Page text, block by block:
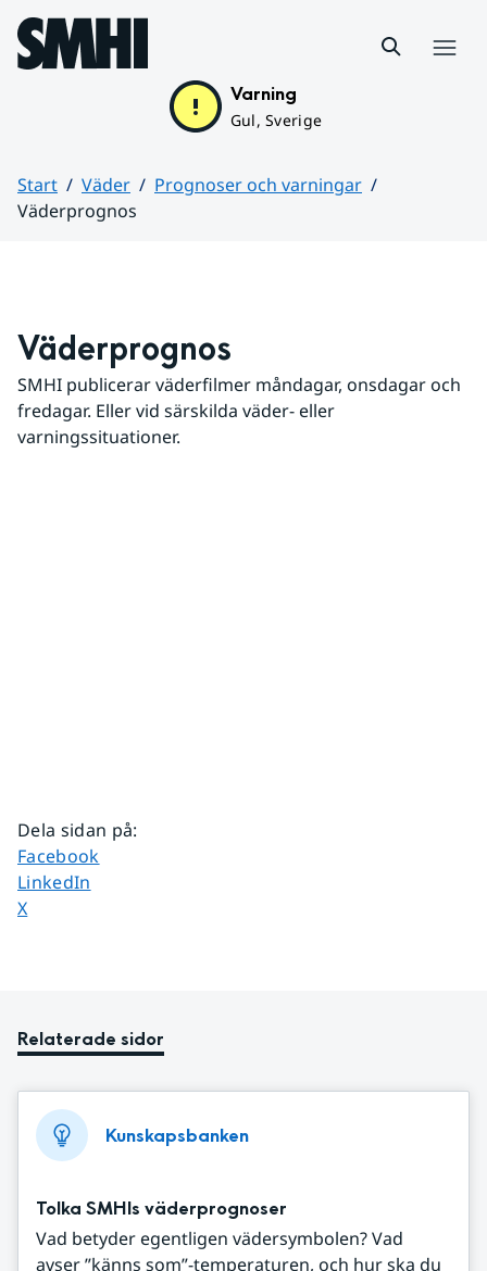
Hoppa till sidans innehåll
Varning
Gul, Sverige
Start Väder
Prognoser och varningar
Väderprognos
Väderprognos
SMHI publicerar väderfilmer måndagar, onsdagar och
fredagar. Eller vid särskilda väder- eller
varningssituationer.
Dela sidan på:
Dela sidan på
Facebook
Dela sidan på
LinkedIn
Dela sidan på
X
Relaterade sidor
Kunskapsbanken
Tolka SMHIs väderprognoser
Vad betyder egentligen vädersymbolen? Vad
avser ”känns som”-temperaturen, och hur ska du